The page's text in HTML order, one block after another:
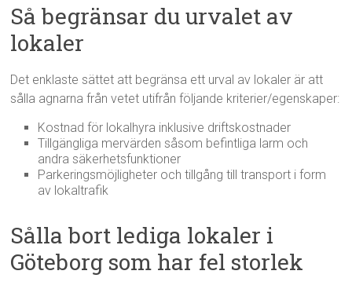
Så begränsar du urvalet av
lokaler
Det enklaste sättet att begränsa ett urval av lokaler är att
sålla agnarna från vetet utifrån följande kriterier/egenskaper:
Kostnad för lokalhyra inklusive driftskostnader
Tillgängliga mervärden såsom befintliga larm och
andra säkerhetsfunktioner
Parkeringsmöjligheter och tillgång till transport i form
av lokaltrafik
Sålla bort lediga lokaler i
Göteborg som har fel storlek